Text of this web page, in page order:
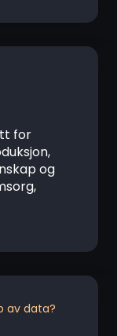
for
og
av data?